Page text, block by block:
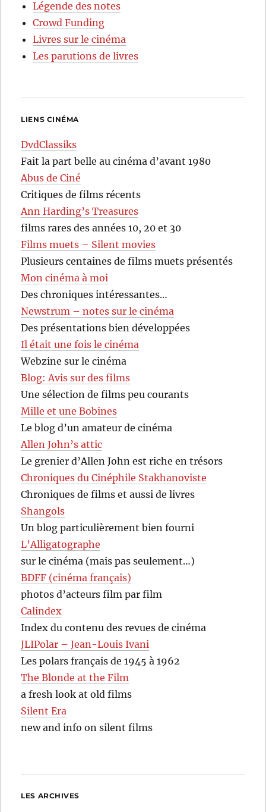
Légende des notes
Crowd Funding
Livres sur le cinéma
Les parutions de livres
LIENS CINÉMA
DvdClassiks
Fait la part belle au cinéma d’avant 1980
Abus de Ciné
Critiques de films récents
Ann Harding’s Treasures
films rares des années 10, 20 et 30
Films muets – Silent movies
Plusieurs centaines de films muets présentés
Mon cinéma à moi
Des chroniques intéressantes…
Newstrum – notes sur le cinéma
Des présentations bien développées
Il était une fois le cinéma
Webzine sur le cinéma
Blog: Avis sur des films
Une sélection de films peu courants
Mille et une Bobines
Le blog d’un amateur de cinéma
Allen John’s attic
Le grenier d’Allen John est riche en trésors
Chroniques du Cinéphile Stakhanoviste
Chroniques de films et aussi de livres
Shangols
Un blog particulièrement bien fourni
L’Alligatographe
sur le cinéma (mais pas seulement…)
BDFF (cinéma français)
photos d’acteurs film par film
Calindex
Index du contenu des revues de cinéma
JLIPolar – Jean-Louis Ivani
Les polars français de 1945 à 1962
The Blonde at the Film
a fresh look at old films
Silent Era
new and info on silent films
LES ARCHIVES